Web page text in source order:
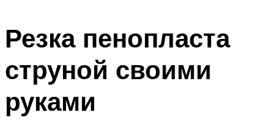
Резка пенопласта
струной своими
руками